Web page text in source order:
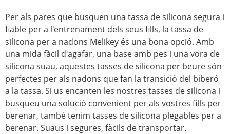
Per als pares que busquen una tassa de silicona segura i
fiable per a l'entrenament dels seus fills, la tassa de
silicona per a nadons Melikey és una bona opció. Amb
una mida fàcil d'agafar, una base amb pes i una vora de
silicona suau, aquestes tasses de silicona per beure són
perfectes per als nadons que fan la transició del biberó
a la tassa. Si us encanten les nostres tasses de silicona i
busqueu una solució convenient per als vostres fills per
berenar, també tenim tasses de silicona plegables per a
berenar. Suaus i segures, fàcils de transportar.